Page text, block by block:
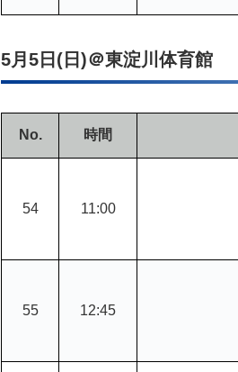
5月5日(日)＠東淀川体育館
No. 時間
54 11:00
55 12:45